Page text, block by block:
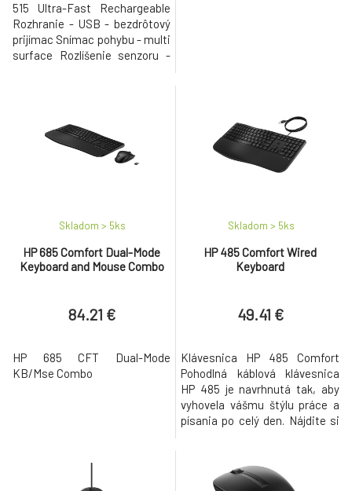
515 Ultra-Fast Rechargeable
Rozhranie - USB - bezdrôtový
prijímac Snímac pohybu - multi
surface Rozlíšenie senzoru -
Plné nabitie je hotové za 3
HP 685 Comfort Dual-Mode
Keyboard and Mouse Combo
Skladom > 5ks
84.21 €
HP 685 CFT Dual-Mode
KB/Mse Combo
HP 485 Comfort Wired
Keyboard
Skladom > 5ks
49.41 €
Klávesnica HP 485 Comfort
Pohodlná káblová klávesnica
HP 485 je navrhnutá tak, aby
vyhovela vášmu štýlu práce a
písania po celý den. Nájdite si
mierny (3,2°), neutrálny (6,7°) a
záporný sklon (-8,08°) a zvýšte